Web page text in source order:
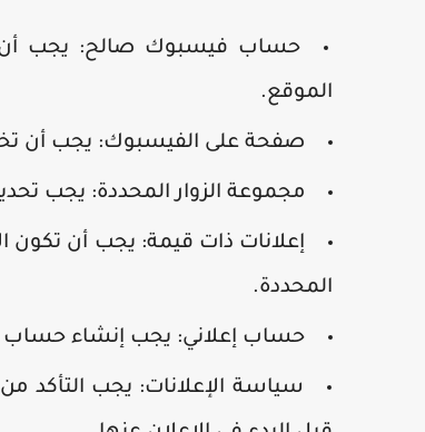
حساب فيسبوك صالح: يجب
الموقع.
صفحة على الفيسبوك: يجب أن
مجموعة الزوار المحددة: يجب
إعلانات ذات قيمة: يجب أن تكون
المحددة.
حساب إعلاني: يجب إنشاء حساب
سياسة الإعلانات: يجب التأكد